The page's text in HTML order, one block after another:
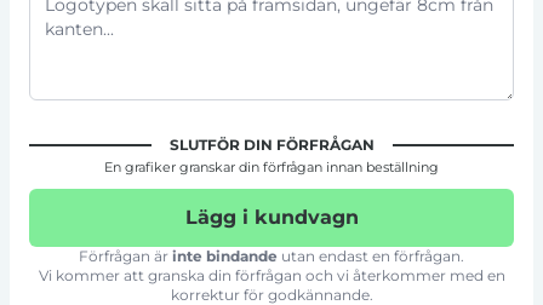
SLUTFÖR DIN FÖRFRÅGAN
En grafiker granskar din förfrågan innan beställning
Lägg i kundvagn
Förfrågan är inte bindande utan endast en förfrågan.
Vi kommer att granska din förfrågan och vi återkommer med en
korrektur för godkännande.